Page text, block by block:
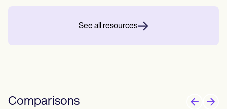
See all resources
Comparisons